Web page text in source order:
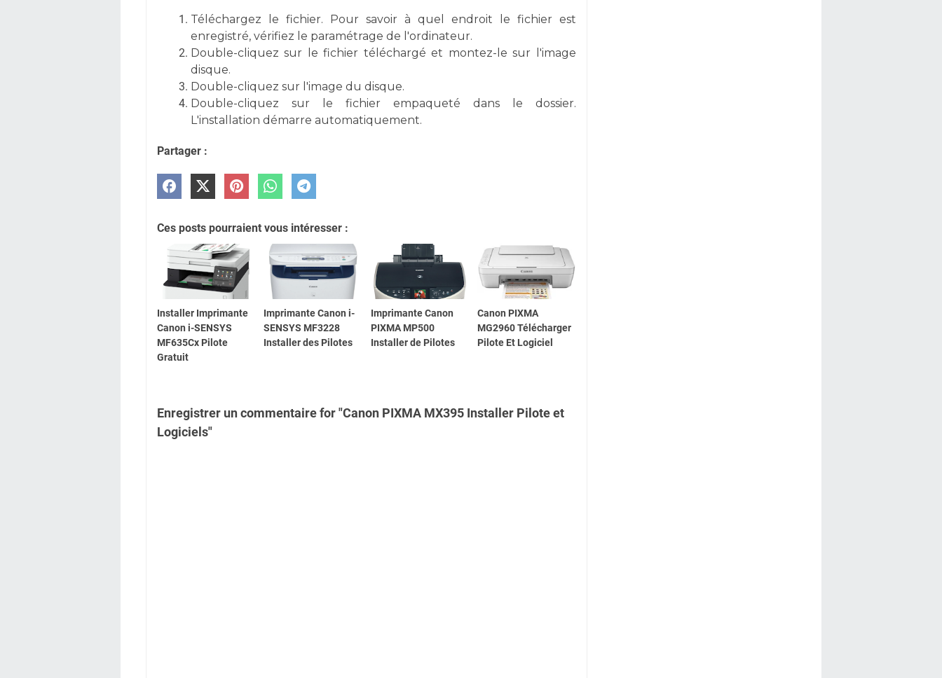
Téléchargez le fichier. Pour savoir à quel endroit le fichier est
enregistré, vérifiez le paramétrage de l'ordinateur.
Double-cliquez sur le fichier téléchargé et montez-le sur l'image
disque.
Double-cliquez sur l'image du disque.
Double-cliquez sur le fichier empaqueté dans le dossier.
L'installation démarre automatiquement.
Partager :
Ces posts pourraient vous intéresser :
Installer Imprimante
Canon i-SENSYS
MF635Cx Pilote
Gratuit
Imprimante Canon i-
SENSYS MF3228
Installer des Pilotes
Imprimante Canon
PIXMA MP500
Installer de Pilotes
Canon PIXMA
MG2960 Télécharger
Pilote Et Logiciel
Enregistrer un commentaire for "Canon PIXMA MX395 Installer Pilote et
Logiciels"